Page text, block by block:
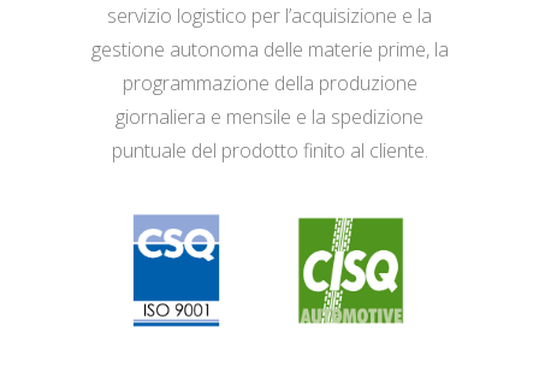
servizio logistico per l’acquisizione e la
gestione autonoma delle materie prime, la
programmazione della produzione
giornaliera e mensile e la spedizione
puntuale del prodotto finito al cliente.